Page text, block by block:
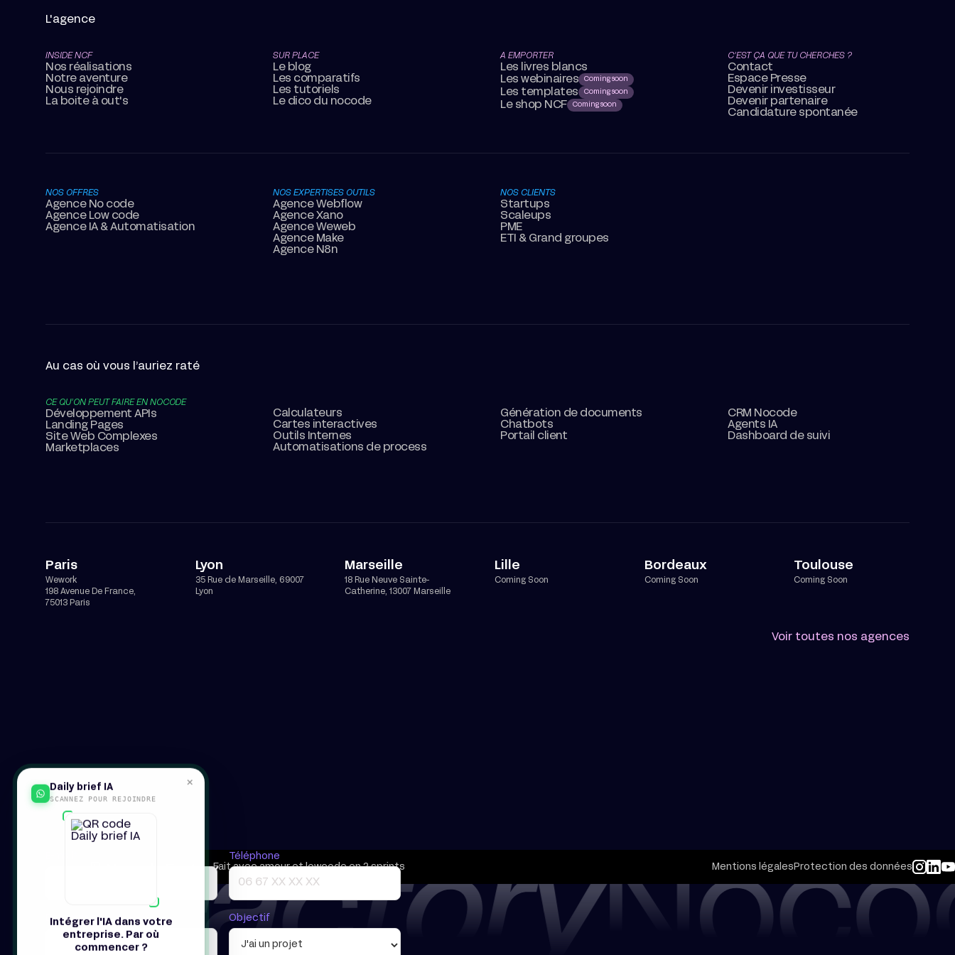
L'agence
INSIDE NCF
Nos réalisations
Notre aventure
Nous rejoindre
La boite à out's
SUR PLACE
Le blog
Les comparatifs
Les tutoriels
Le dico du nocode
A EMPORTER
Les livres blancs
Les webinaires
Coming soon
Les templates Coming soon
Le shop NCF Coming soon
C’EST ÇA QUE TU CHERCHES ?
Contact
Espace Presse
Devenir investisseur
Devenir partenaire
Candidature spontanée
NOS OFFRES
Agence No code
Agence Low code
Agence IA & Automatisation
NOS EXPERTISES OUTILS
Agence Webflow
Agence Xano
Agence Weweb
Agence Make
Agence N8n
NOS CLIENTS
Startups
Scaleups
PME
ETI & Grand groupes
Au cas où vous l’auriez raté
CE QU’ON PEUT FAIRE EN NOCODE
Développement APIs
Landing Pages
Site Web Complexes
Marketplaces
Calculateurs
Cartes interactives
Outils Internes
Automatisations de process
Génération de documents
Chatbots
Portail client
CRM Nocode
Agents IA
Dashboard de suivi
Paris
Wework
198 Avenue De France,
75013 Paris
Lyon
35 Rue de Marseille, 69007
Lyon
Marseille
18 Rue Neuve Sainte-
Catherine, 13007 Marseille
Lille
Coming Soon
Bordeaux
Coming Soon
Toulouse
Coming Soon
Voir toutes nos agences
Fait avec amour et lowcode en 2 sprints Mentions légales Protection des données
Téléphone
Entreprise Objectif
×
Daily brief IA
SCANNEZ POUR REJOINDRE
Intégrer l'IA dans votre
entreprise. Par où
commencer ?
Le ROI concret dans les entreprises
Comment le mettre en place dans la vôtre
En 1 minute (douche comprise)